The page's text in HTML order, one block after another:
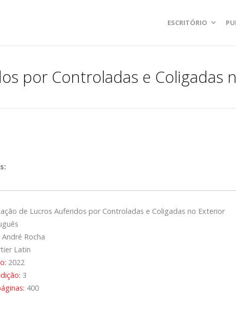
ESCRITÓRIO
por Controladas e Coligadas
de Lucros Auferidos por Controladas e Coligadas no Exterior
André Rocha
Latin
2022
3
400